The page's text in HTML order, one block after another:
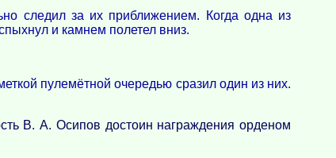
следил за их приближением. Когда одна из
и камнем полетел вниз.
пулемётной очередью сразил один из них.
В. А. Осипов достоин награждения орденом